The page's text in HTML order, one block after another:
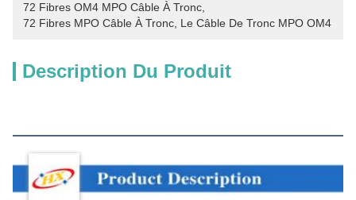
72 Fibres OM4 MPO Câble À Tronc
72 Fibres MPO Câble À Tronc Le Câble De Tronc MPO OM4
Description Du Produit